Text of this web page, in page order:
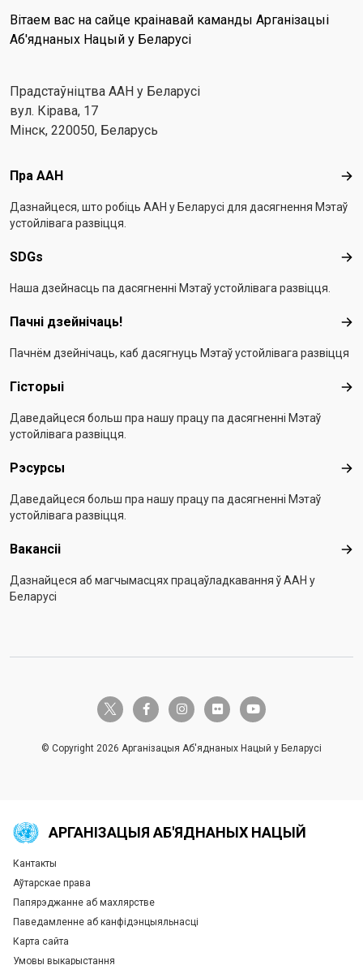
Вітаем вас на сайце краінавай каманды Арганізацыі
Аб'яднаных Нацый у Беларусі
Прадстаўніцтва ААН у Беларусі
вул. Кірава, 17
Мінск, 220050, Беларусь
Footer menu
Пра ААН
Дазнайцеся, што робіць ААН у Беларусі для дасягнення Мэтаў
устойлівага развіцця.
SDGs
Наша дзейнасць па дасягненні Мэтаў устойлівага развіцця.
Пачні дзейнічаць!
Пачнём дзейнічаць, каб дасягнуць Мэтаў устойлівага развіцця
Гісторыі
Даведайцеся больш пра нашу працу па дасягненні Мэтаў
устойлівага развіцця.
Рэсурсы
Даведайцеся больш пра нашу працу па дасягненні Мэтаў
устойлівага развіцця.
Вакансіі
Дазнайцеся аб магчымасцях працаўладкавання ў ААН у
Беларусі
twitter-x facebook-finstagramflickr youtube
© Copyright 2026 Арганізацыя Аб'яднаных Нацый у Беларусі
АРГАНІЗАЦЫЯ АБ'ЯДНАНЫХ НАЦЫЙ
Global U.N. menu
Кантакты
Аўтарскае права
Папярэджанне аб махлярстве
Паведамленне аб канфідэнцыяльнасці
Карта сайта
Умовы выкарыстання